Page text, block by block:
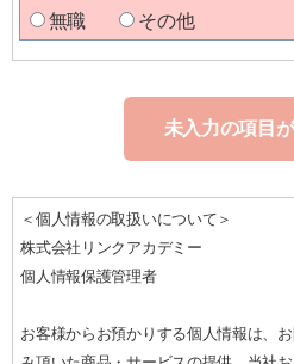
無職
その他
未入力の項目
＜個人情報の取扱いについて＞
株式会社リンクアカデミー
個人情報保護管理者
お客様からお預かりする個人情報は、